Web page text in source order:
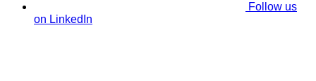
Follow us
on LinkedIn